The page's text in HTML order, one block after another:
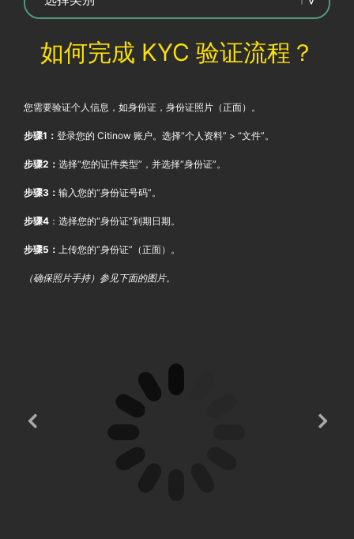
如何完成 KYC 验证流程？
您需要验证个人信息，如身份证，身份证照片（正面）。
步骤1： 登录您的 Citinow 账户。选择“个人资料” > “文件”。
步骤2： 选择“您的证件类型”，并选择“身份证”。
步骤3： 输入您的“身份证号码”。
步骤4 ：选择您的“身份证”到期日期。
步骤5： 上传您的“身份证”（正面）。
（确保照片手持）参见下面的图片。